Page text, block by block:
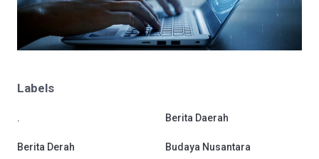
Labels
. Berita Daerah
Berita Derah Budaya Nusantara